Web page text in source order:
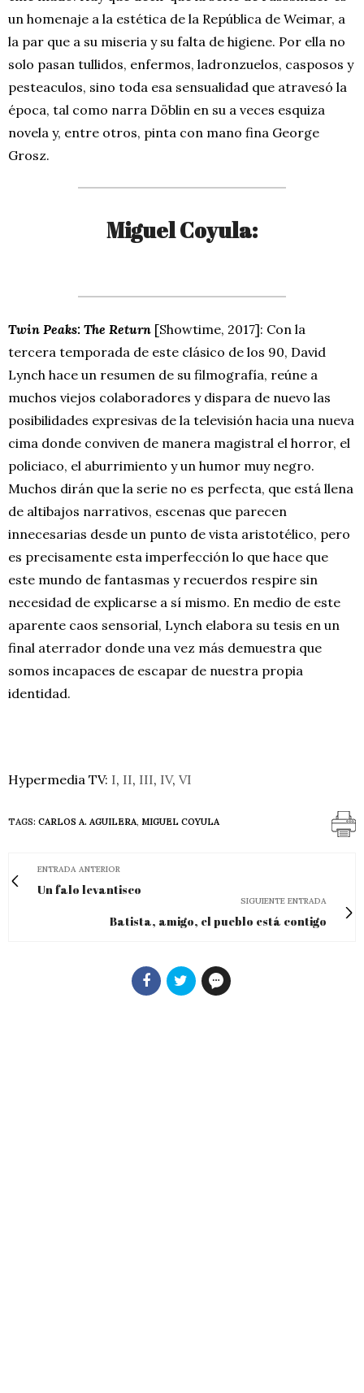
un homenaje a la estética de la República de Weimar, a
la par que a su miseria y su falta de higiene. Por ella no
solo pasan tullidos, enfermos, ladronzuelos, casposos y
pesteaculos, sino toda esa sensualidad que atravesó la
época, tal como narra Döblin en su a veces esquiza
novela y, entre otros, pinta con mano fina George
Grosz.
Miguel Coyula:
Twin Peaks: The Return [Showtime, 2017]: Con la
tercera temporada de este clásico de los 90, David
Lynch hace un resumen de su filmografía, reúne a
muchos viejos colaboradores y dispara de nuevo las
posibilidades expresivas de la televisión hacia una nueva
cima donde conviven de manera magistral el horror, el
policiaco, el aburrimiento y un humor muy negro.
Muchos dirán que la serie no es perfecta, que está llena
de altibajos narrativos, escenas que parecen
innecesarias desde un punto de vista aristotélico, pero
es precisamente esta imperfección lo que hace que
este mundo de fantasmas y recuerdos respire sin
necesidad de explicarse a sí mismo. En medio de este
aparente caos sensorial, Lynch elabora su tesis en un
final aterrador donde una vez más demuestra que
somos incapaces de escapar de nuestra propia
identidad.
Hypermedia TV: I, II, III, IV, VI
TAGS: CARLOS A. AGUILERA, MIGUEL COYULA
ENTRADA ANTERIOR
Un falo levantisco
SIGUIENTE ENTRADA
Batista, amigo, el pueblo está contigo